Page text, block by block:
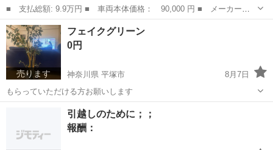
■ 支払総額: 9.9万円 ■ 車両本体価格： 90,000 円 ■ メーカー
名： ダイハツ ■ 車種名： タント ■ グレード名： カスタムＶ
Ｓ ■ 排気量： 660cc ■ ドア枚数： 5D ■ ミッション： AT4速...
神奈川 茅ヶ崎市 タント
売ります
フェイクグリーン
0円
神奈川県 平塚市
8月7日
もらっていただける方お願いします
平塚市 その他
引越しのために；；
報酬：